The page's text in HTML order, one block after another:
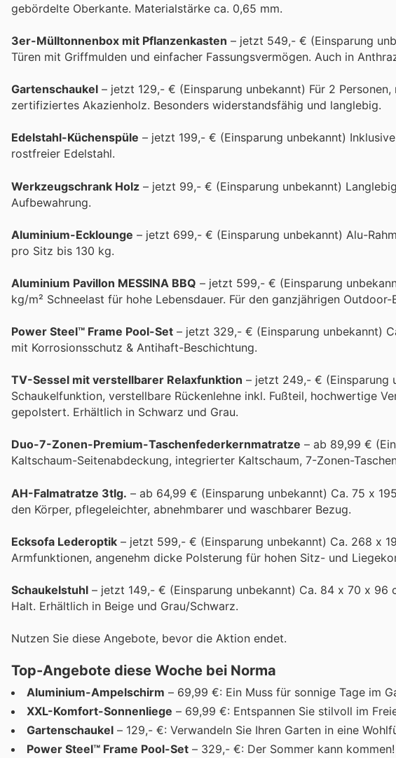
gebördelte Oberkante. Materialstärke ca. 0,65 mm.
3er-Mülltonnenbox mit Pflanzenkasten – jetzt 549,- € (Einsparung
Türen mit Griffmulden und einfacher Fassungsvermögen. Auch in
Gartenschaukel – jetzt 129,- € (Einsparung unbekannt) Für 2
zertifiziertes Akazienholz. Besonders widerstandsfähig und langlebig.
Edelstahl-Küchenspüle – jetzt 199,- € (Einsparung unbekannt)
rostfreier Edelstahl.
Werkzeugschrank Holz – jetzt 99,- € (Einsparung unbekannt)
Aufbewahrung.
Aluminium-Ecklounge – jetzt 699,- € (Einsparung unbekannt) Alu-
pro Sitz bis 130 kg.
Aluminium Pavillon MESSINA BBQ – jetzt 599,- € (Einsparung
kg/m² Schneelast für hohe Lebensdauer. Für den ganzjährigen
Power Steel™ Frame Pool-Set – jetzt 329,- € (Einsparung unbekannt)
mit Korrosionsschutz & Antihaft-Beschichtung.
TV-Sessel mit verstellbarer Relaxfunktion – jetzt 249,- € (Einsparung
Schaukelfunktion, verstellbare Rückenlehne inkl. Fußteil, hochwertige
gepolstert. Erhältlich in Schwarz und Grau.
Duo-7-Zonen-Premium-Taschenfederkernmatratze – ab 89,99 €
Kaltschaum-Seitenabdeckung, integrierter Kaltschaum, 7-Zonen-
AH-Falmatratze 3tlg. – ab 64,99 € (Einsparung unbekannt) Ca. 75 x
den Körper, pflegeleichter, abnehmbarer und waschbarer Bezug.
Ecksofa Lederoptik – jetzt 599,- € (Einsparung unbekannt) Ca. 268 x
Armfunktionen, angenehm dicke Polsterung für hohen Sitz- und
Schaukelstuhl – jetzt 149,- € (Einsparung unbekannt) Ca. 84 x 70 x
Halt. Erhältlich in Beige und Grau/Schwarz.
Nutzen Sie diese Angebote, bevor die Aktion endet.
Top-Angebote diese Woche bei Norma
Aluminium-Ampelschirm – 69,99 €: Ein Muss für sonnige Tage im
XXL-Komfort-Sonnenliege – 69,99 €: Entspannen Sie stilvoll im
Gartenschaukel – 129,- €: Verwandeln Sie Ihren Garten in eine
Power Steel™ Frame Pool-Set – 329,- €: Der Sommer kann